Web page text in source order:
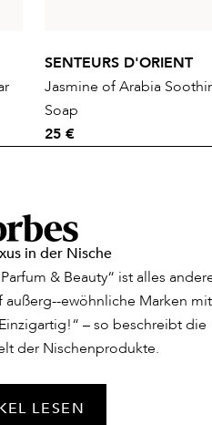
SENTEURS D'ORIENT
Jasmine of Arabia
Soap
25 €
in der Nische
& Beauty“ ist alles
außerg--ewöhnliche Marken mit
– so beschreibt die
der Nischenprodukte.
LESEN